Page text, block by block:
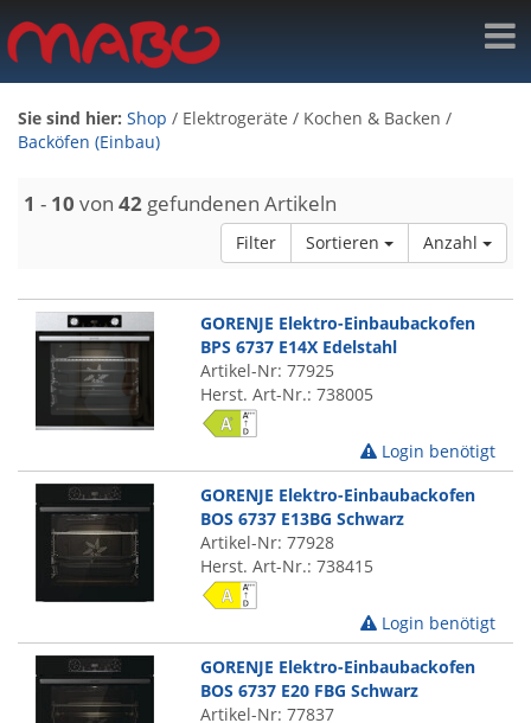
Sie sind hier: Shop / Elektrogeräte / Kochen & Backen /
Backöfen (Einbau)
1 - 10 von 42 gefundenen Artikeln
Filter Sortieren Anzahl
GORENJE Elektro-Einbaubackofen
BPS 6737 E14X Edelstahl
Artikel-Nr: 77925
Herst. Art-Nr.: 738005
Login benötigt
GORENJE Elektro-Einbaubackofen
BOS 6737 E13BG Schwarz
Artikel-Nr: 77928
Herst. Art-Nr.: 738415
Login benötigt
GORENJE Elektro-Einbaubackofen
BOS 6737 E20 FBG Schwarz
Artikel-Nr: 77837